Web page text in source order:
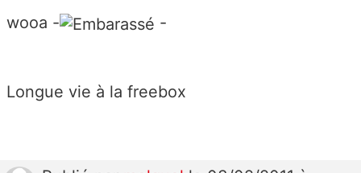
wooa -
-
Longue vie à la freebox